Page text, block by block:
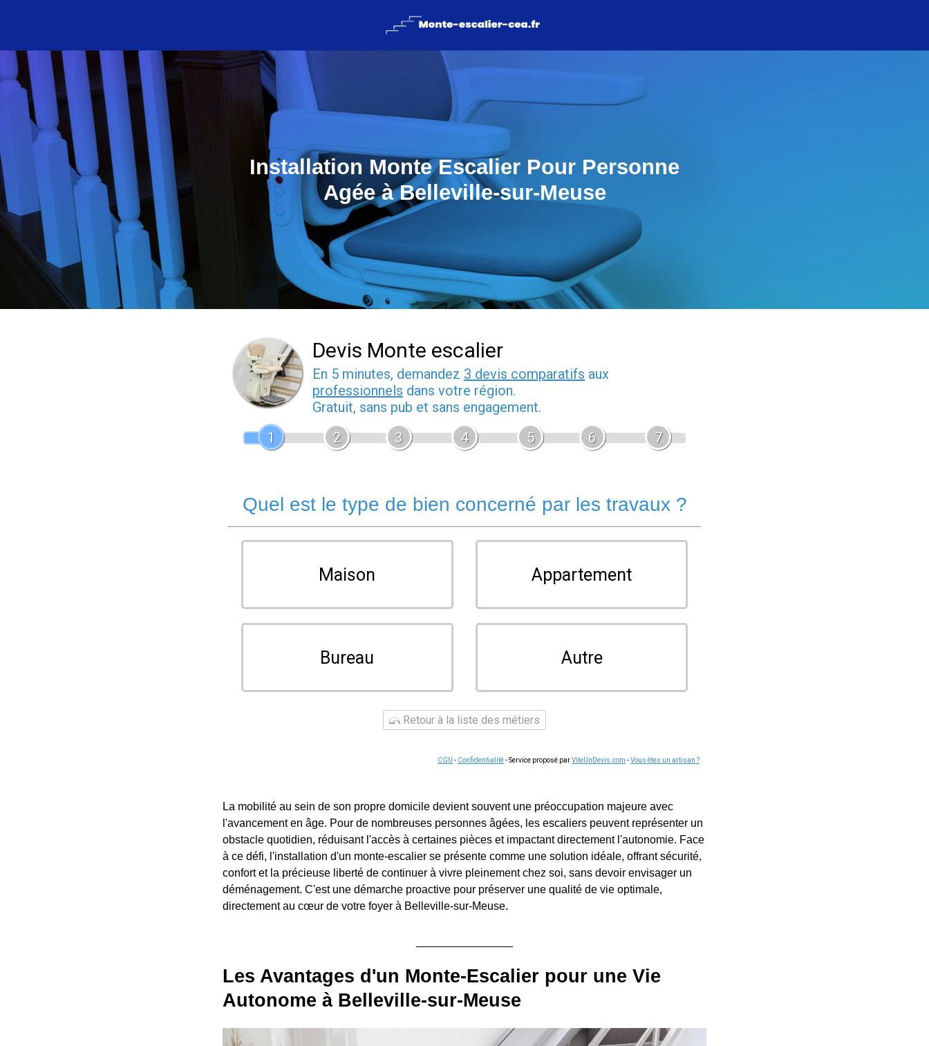
Installation Monte Escalier Pour Personne
Agée à Belleville-sur-Meuse
Devis Monte escalier
En 5 minutes, demandez 3 devis comparatifs aux
professionnels dans votre région.
Gratuit, sans pub et sans engagement.
1
2 3 4 5 6 7
Quel est le type de bien concerné par les travaux ?
Maison Appartement
Bureau Autre
Retour à la liste des métiers
CGU - Confidentialité- Service proposé parViteUnDevis.com -Vous êtes un artisan ?
La mobilité au sein de son propre domicile devient souvent une préoccupation majeure avec
l'avancement en âge. Pour de nombreuses personnes âgées, les escaliers peuvent représenter un
obstacle quotidien, réduisant l'accès à certaines pièces et impactant directement l'autonomie. Face
à ce défi, l'installation d'un monte-escalier se présente comme une solution idéale, offrant sécurité,
confort et la précieuse liberté de continuer à vivre pleinement chez soi, sans devoir envisager un
déménagement. C'est une démarche proactive pour préserver une qualité de vie optimale,
directement au cœur de votre foyer à Belleville-sur-Meuse.
Les Avantages d'un Monte-Escalier pour une Vie
Autonome à Belleville-sur-Meuse